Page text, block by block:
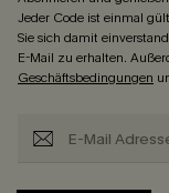
Jeder Code ist einmal
Sie sich damit
E-Mail zu erhalten.
Geschäftsbedingungen